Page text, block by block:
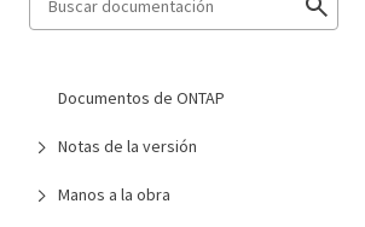
Documentos de ONTAP
Notas de la versión
Manos a la obra